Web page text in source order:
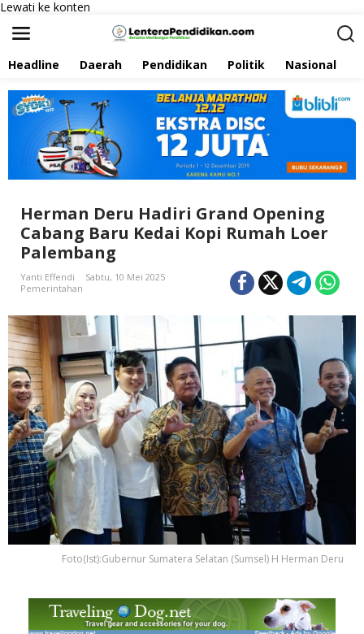
Lewati ke konten
Headline Daerah Pendidikan Politik Nasional
Herman Deru Hadiri Grand Opening
Cabang Baru Kedai Kopi Rumah Loer
Palembang
Yanti Effendi
Sabtu, 10 Mei 2025
Pemerintahan
Foto(Ist):Gubernur Sumatera Selatan (Sumsel) H Herman Deru